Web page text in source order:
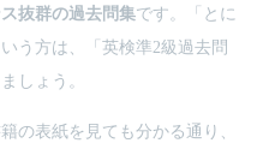
抜群の過去問集です。「とに
う方は、「 英検準2級過去問
しょう。
の表紙を見ても分かる通り、